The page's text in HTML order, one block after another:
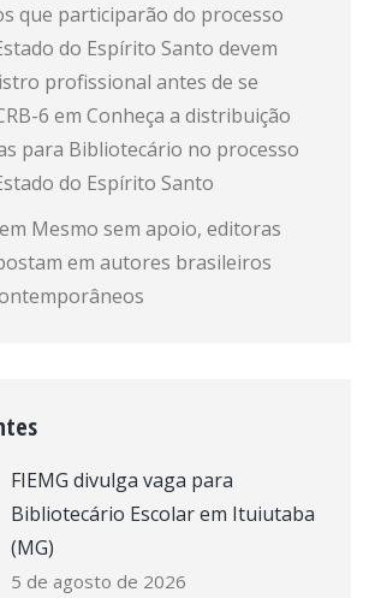
que participarão do processo
do Espírito Santo devem
profissional antes de se
6 em Conheça a distribuição
para Bibliotecário no processo
do Espírito Santo
em Mesmo sem apoio, editoras
em autores brasileiros
FIEMG divulga vaga para
Bibliotecário Escolar em Ituiutaba
(MG)
5 de agosto de 2026